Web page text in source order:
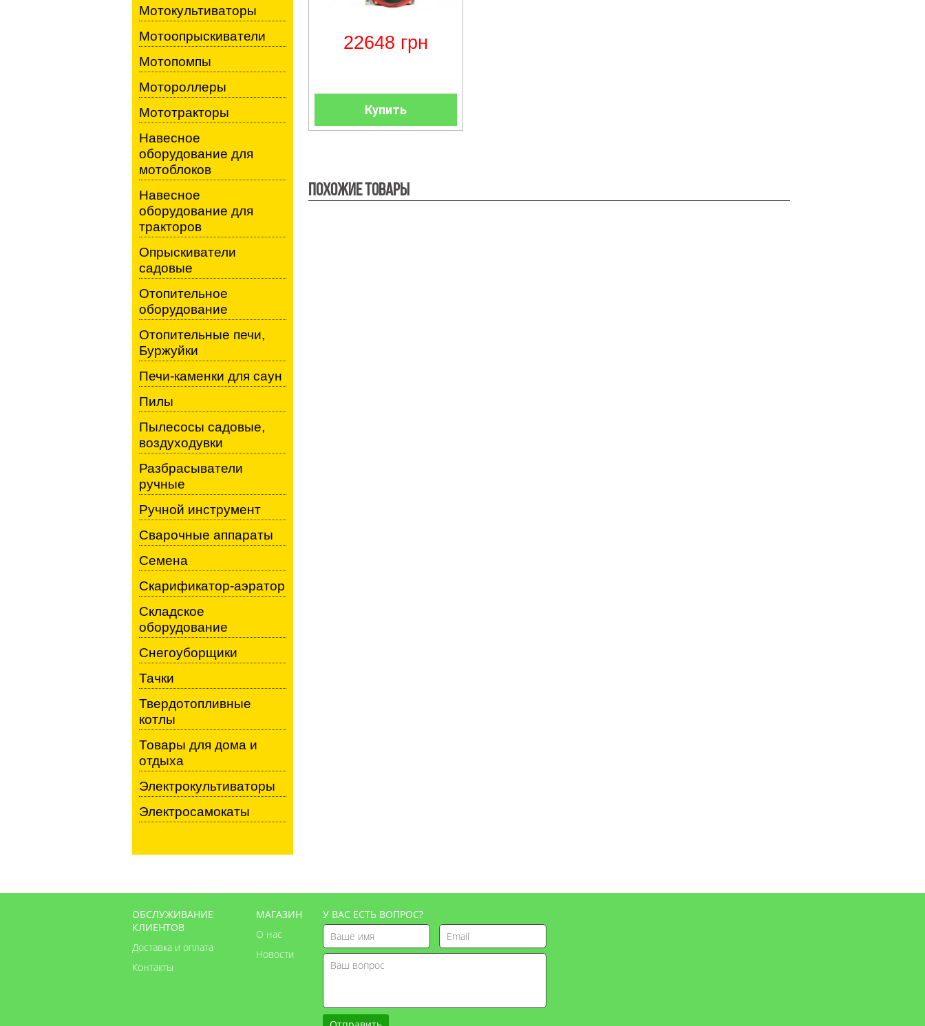
22648 грн
Купить
Похожие товары
Мотокультиваторы
Мотоопрыскиватели
Мотопомпы
Мотороллеры
Мототракторы
Навесное
оборудование для
мотоблоков
Навесное
оборудование для
тракторов
Опрыскиватели
садовые
Отопительное
оборудование
Отопительные печи,
Буржуйки
Печи-каменки для саун
Пилы
Пылесосы садовые,
воздуходувки
Разбрасыватели
ручные
Ручной инструмент
Сварочные аппараты
Семена
Скарификатор-аэратор
Складское
оборудование
Снегоуборщики
Тачки
Твердотопливные
котлы
Товары для дома и
отдыха
Электрокультиваторы
Электросамокаты
ОБСЛУЖИВАНИЕ
КЛИЕНТОВ
Доставка и оплата
Контакты
МАГАЗИН
О нас
Новости
У ВАС ЕСТЬ ВОПРОС?